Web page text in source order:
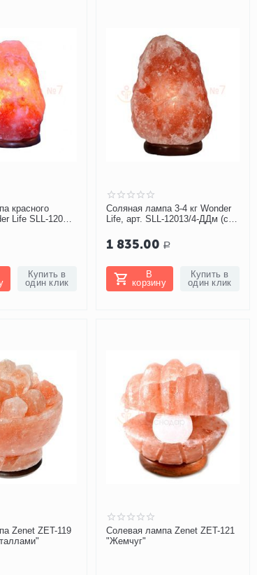
красного
Life SLL-12012-
Купить в
один клик
Соляная лампа 3-4 кг Wonder
Life, арт. SLL-12013/4-ДДм (с
1 835.00 Р
В
корзину
Купить в
один клик
Zenet ZET-119
Солевая лампа Zenet ZET-121
"Жемчуг"